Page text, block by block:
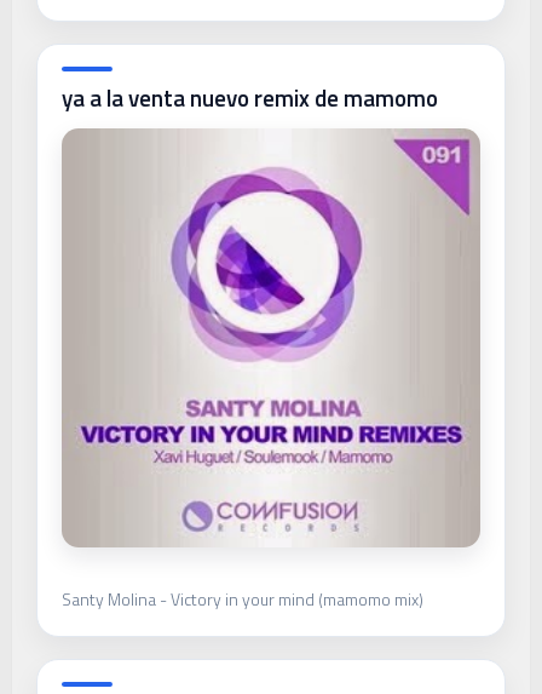
ya a la venta nuevo remix de mamomo
Santy Molina - Victory in your mind (mamomo mix)